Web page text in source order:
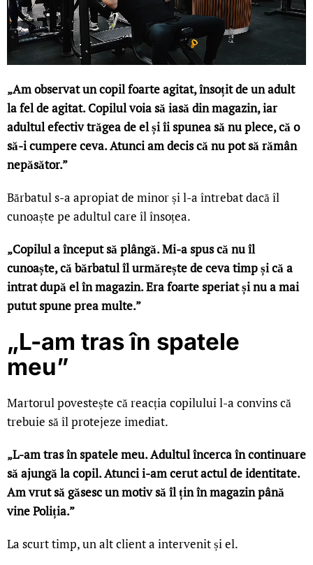
„Am observat un copil foarte agitat, însoțit de un adult
la fel de agitat. Copilul voia să iasă din magazin, iar
adultul efectiv trăgea de el și îi spunea să nu plece, că o
să-i cumpere ceva. Atunci am decis că nu pot să rămân
nepăsător.”
Bărbatul s-a apropiat de minor și l-a întrebat dacă îl
cunoaște pe adultul care îl însoțea.
„Copilul a început să plângă. Mi-a spus că nu îl
cunoaște, că bărbatul îl urmărește de ceva timp și că a
intrat după el în magazin. Era foarte speriat și nu a mai
putut spune prea multe.”
„L-am tras în spatele
meu”
Martorul povestește că reacția copilului l-a convins că
trebuie să îl protejeze imediat.
„L-am tras în spatele meu. Adultul încerca în continuare
să ajungă la copil. Atunci i-am cerut actul de identitate.
Am vrut să găsesc un motiv să îl țin în magazin până
vine Poliția.”
La scurt timp, un alt client a intervenit și el.